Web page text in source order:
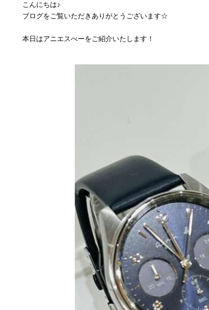
こんにちは♪
ブログをご覧いただきありがとうございます☆
本日はアニエスべーをご紹介いたします！